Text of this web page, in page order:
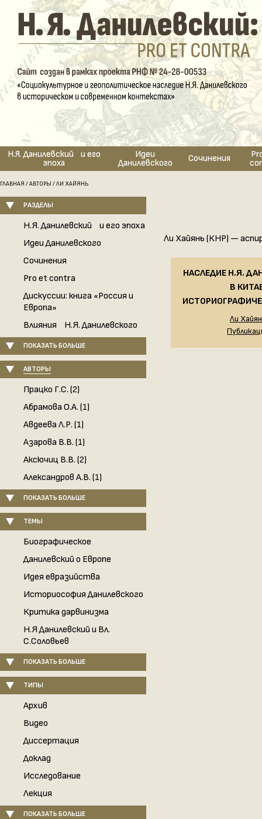
Н.Я. Данилевский и его
эпоха
Идеи
Данилевского Сочинения
ГЛАВНАЯ /АВТОРЫ / ЛИ ХАЙЯНЬ
РАЗДЕЛЫ
Н.Я. Данилевский и его эпоха
Идеи Данилевского
Сочинения
Pro et contra
Дискуссии: книга «Россия и
Европа»
Влияния Н.Я. Данилевского
ПОКАЗАТЬ БОЛЬШЕ
АВТОРЫ
Працко Г.С. (2)
Абрамова О.А. (1)
Авдеева Л.Р. (1)
Азарова В.В. (1)
Аксючиц В.В. (2)
Александров А.В. (1)
ПОКАЗАТЬ БОЛЬШЕ
ТЕМЫ
Биографическое
Данилевский о Европе
Идея евразийства
Историософия Данилевского
Критика дарвинизма
Н.Я Данилевский и Вл.
С.Соловьев
ПОКАЗАТЬ БОЛЬШЕ
ТИПЫ
Архив
Видео
Диссертация
Доклад
Исследование
Лекция
ПОКАЗАТЬ БОЛЬШЕ
Ли Хайянь (КНР) —
НАСЛЕДИЕ Н.Я.
В
Ли